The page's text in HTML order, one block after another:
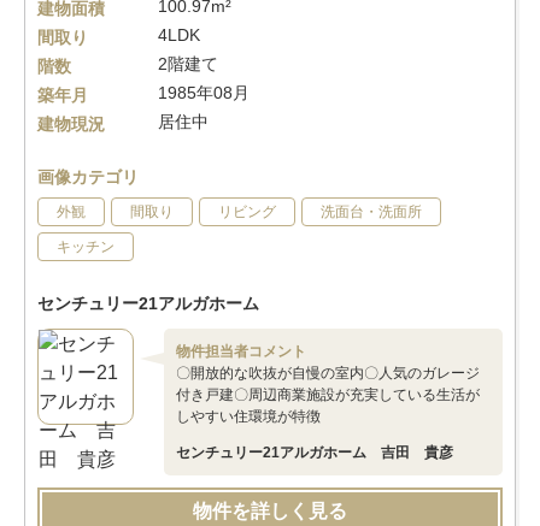
建物面積
100.97m²
間取り
4LDK
階数
2階建て
築年月
1985年08月
建物現況
居住中
画像カテゴリ
外観 間取り リビング 洗面台・洗面所
キッチン
センチュリー21アルガホーム
物件担当者コメント
〇開放的な吹抜が自慢の室内〇人気のガレージ
付き戸建〇周辺商業施設が充実している生活が
しやすい住環境が特徴
センチュリー21アルガホーム 吉田 貴彦
物件を詳しく見る